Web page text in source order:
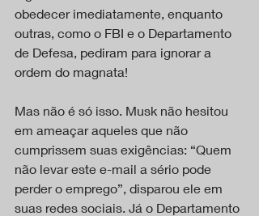
obedecer imediatamente, enquanto
outras, como o FBI e o Departamento
de Defesa, pediram para ignorar a
ordem do magnata!
Mas não é só isso. Musk não hesitou
em ameaçar aqueles que não
cumprissem suas exigências: “Quem
não levar este e-mail a sério pode
perder o emprego”, disparou ele em
suas redes sociais. Já o Departamento